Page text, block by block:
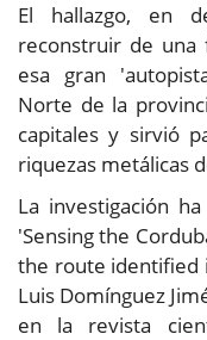
El hallazgo, en
reconstruir de una
esa gran
Norte de la
capitales y sirvió
riquezas metálicas
La investigación
'Sensing the
the route identified
Luis Domínguez
en la revista